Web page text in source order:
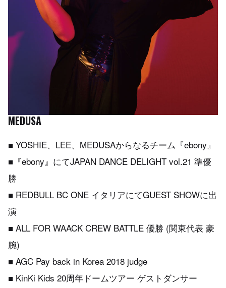
MEDUSA
■ YOSHIE、LEE、MEDUSAからなるチーム『ebony』
■『ebony』にてJAPAN DANCE DELIGHT vol.21 準優
勝
■ REDBULL BC ONE イタリアにてGUEST SHOWに出
演
■ ALL FOR WAACK CREW BATTLE 優勝 (関東代表 豪
腕)
■ AGC Pay back in Korea 2018 judge
■ KinKi Kids 20周年ドームツアー ゲストダンサー